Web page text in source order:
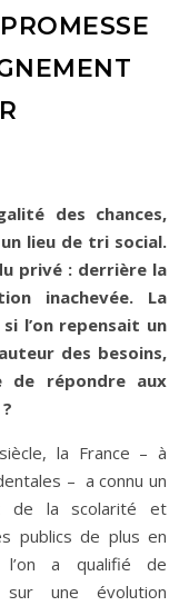
lieu de tri social.
privé : derrière la
inachevée. La
l’on repensait un
des besoins,
de répondre aux
la France – à
– a connu un
de la scolarité et
publics de plus en
a qualifié de
sur une évolution